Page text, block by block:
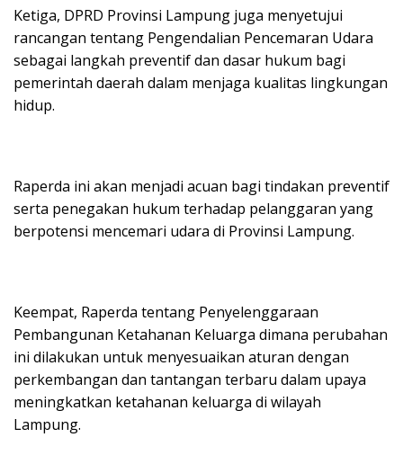
Ketiga, DPRD Provinsi Lampung juga menyetujui
rancangan tentang Pengendalian Pencemaran Udara
sebagai langkah preventif dan dasar hukum bagi
pemerintah daerah dalam menjaga kualitas lingkungan
hidup.
Raperda ini akan menjadi acuan bagi tindakan preventif
serta penegakan hukum terhadap pelanggaran yang
berpotensi mencemari udara di Provinsi Lampung.
Keempat, Raperda tentang Penyelenggaraan
Pembangunan Ketahanan Keluarga dimana perubahan
ini dilakukan untuk menyesuaikan aturan dengan
perkembangan dan tantangan terbaru dalam upaya
meningkatkan ketahanan keluarga di wilayah
Lampung.